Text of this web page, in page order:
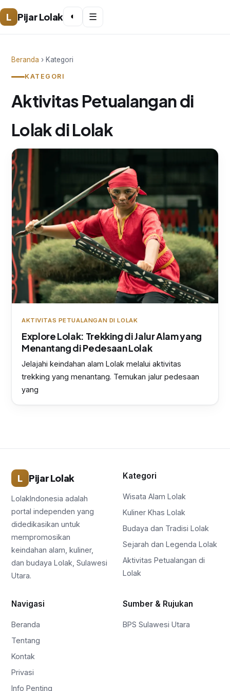
L Pijar Lolak ◐ ☰
Beranda › Kategori
KATEGORI
Aktivitas Petualangan di
Lolak di Lolak
AKTIVITAS PETUALANGAN DI LOLAK
Explore Lolak: Trekking di Jalur Alam yang
Menantang di Pedesaan Lolak
Jelajahi keindahan alam Lolak melalui aktivitas
trekking yang menantang. Temukan jalur pedesaan
yang
L Pijar Lolak
LolakIndonesia adalah
portal independen yang
didedikasikan untuk
mempromosikan
keindahan alam, kuliner,
dan budaya Lolak, Sulawesi
Utara.
Kategori
Wisata Alam Lolak
Kuliner Khas Lolak
Budaya dan Tradisi Lolak
Sejarah dan Legenda Lolak
Aktivitas Petualangan di
Lolak
Navigasi
Beranda
Tentang
Kontak
Privasi
Info Penting
Sumber & Rujukan
BPS Sulawesi Utara